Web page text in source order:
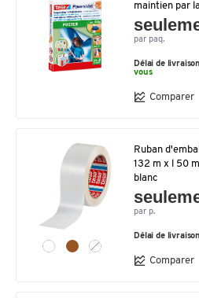
maintien par
par paq.
Délai de
vous
Comparer
Ruban
132 m x l 50
blanc
par p.
Délai de
Comparer